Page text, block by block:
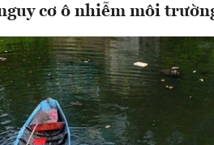
cơ ô nhiễm môi